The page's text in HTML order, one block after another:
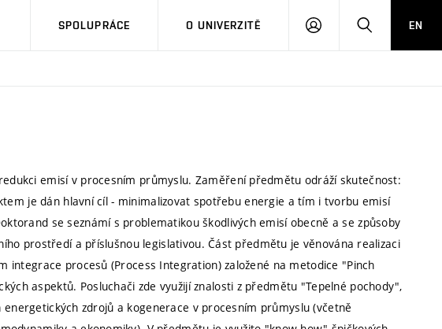
SPOLUPRÁCE O UNIVERZITĚ
PŘIHLÁSIT HLEDATEN
emisí v procesním průmyslu. Zaměření předmětu odráží skutečnost:
je dán hlavní cíl - minimalizovat spotřebu energie a tím i tvorbu emisí
se seznámí s problematikou škodlivých emisí obecně a se způsoby
prostředí a příslušnou legislativou. Část předmětu je věnována realizaci
integrace procesů (Process Integration) založené na metodice "Pinch
aspektů. Posluchači zde využijí znalosti z předmětu "Tepelné pochody",
zdrojů a kogenerace v procesním průmyslu (včetně